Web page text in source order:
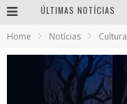
ÚLTIMAS NOTÍCIAS
Home Notícias Cultura